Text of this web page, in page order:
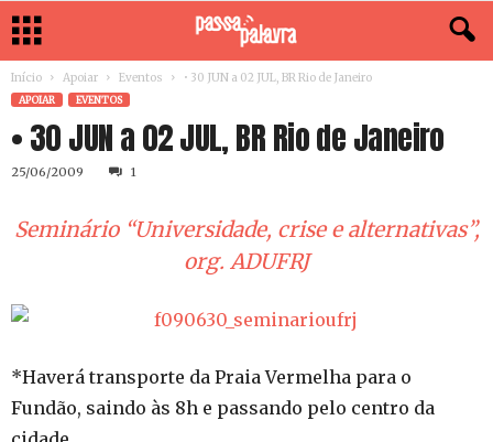
Início Apoiar Eventos • 30 JUN a 02 JUL, BR Rio de Janeiro
APOIAR EVENTOS
• 30 JUN a 02 JUL, BR Rio de Janeiro
25/06/2009 1
Seminário “Universidade, crise e alternativas”,
org. ADUFRJ
*Haverá transporte da Praia Vermelha para o
Fundão, saindo às 8h e passando pelo centro da